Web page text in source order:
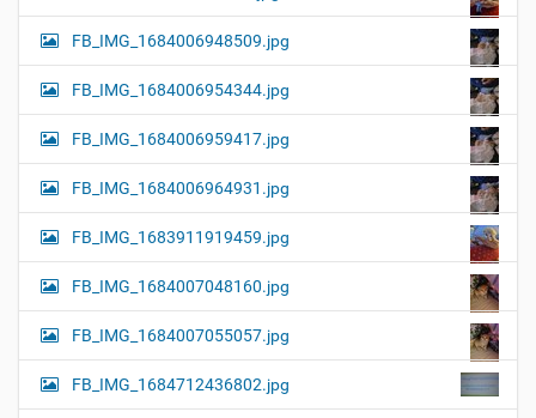
FB_IMG_1684006948509.jpg
FB_IMG_1684006954344.jpg
FB_IMG_1684006959417.jpg
FB_IMG_1684006964931.jpg
FB_IMG_1683911919459.jpg
FB_IMG_1684007048160.jpg
FB_IMG_1684007055057.jpg
FB_IMG_1684712436802.jpg